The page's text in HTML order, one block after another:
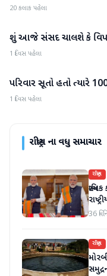
20 કલાક પહેલા
રાષ્ટ્રીય
શું આજે સંસદ ચાલશે કે
1 દિવસ પહેલા
રાષ્ટ્રીય
પરિવાર સૂતો હતો ત્યારે
1 દિવસ પહેલા
રાષ્ટ્રીયના વધુ સમાચાર
રાષ્ટ્રીય
36
રાષ્ટ્રીય